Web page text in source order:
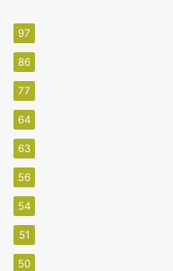
97
86
77
64
63
56
54
51
50